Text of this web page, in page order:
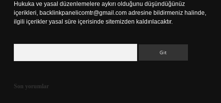
Hukuka ve yasal düzenlemelere aykırı olduğunu düşündüğünüz
içerikleri, backlinkpanelicomtr@gmail.com adresine bildirmeniz halinde,
ilgili içerikler yasal süre içerisinde sitemizden kaldırılacaktır.
Son yorumlar